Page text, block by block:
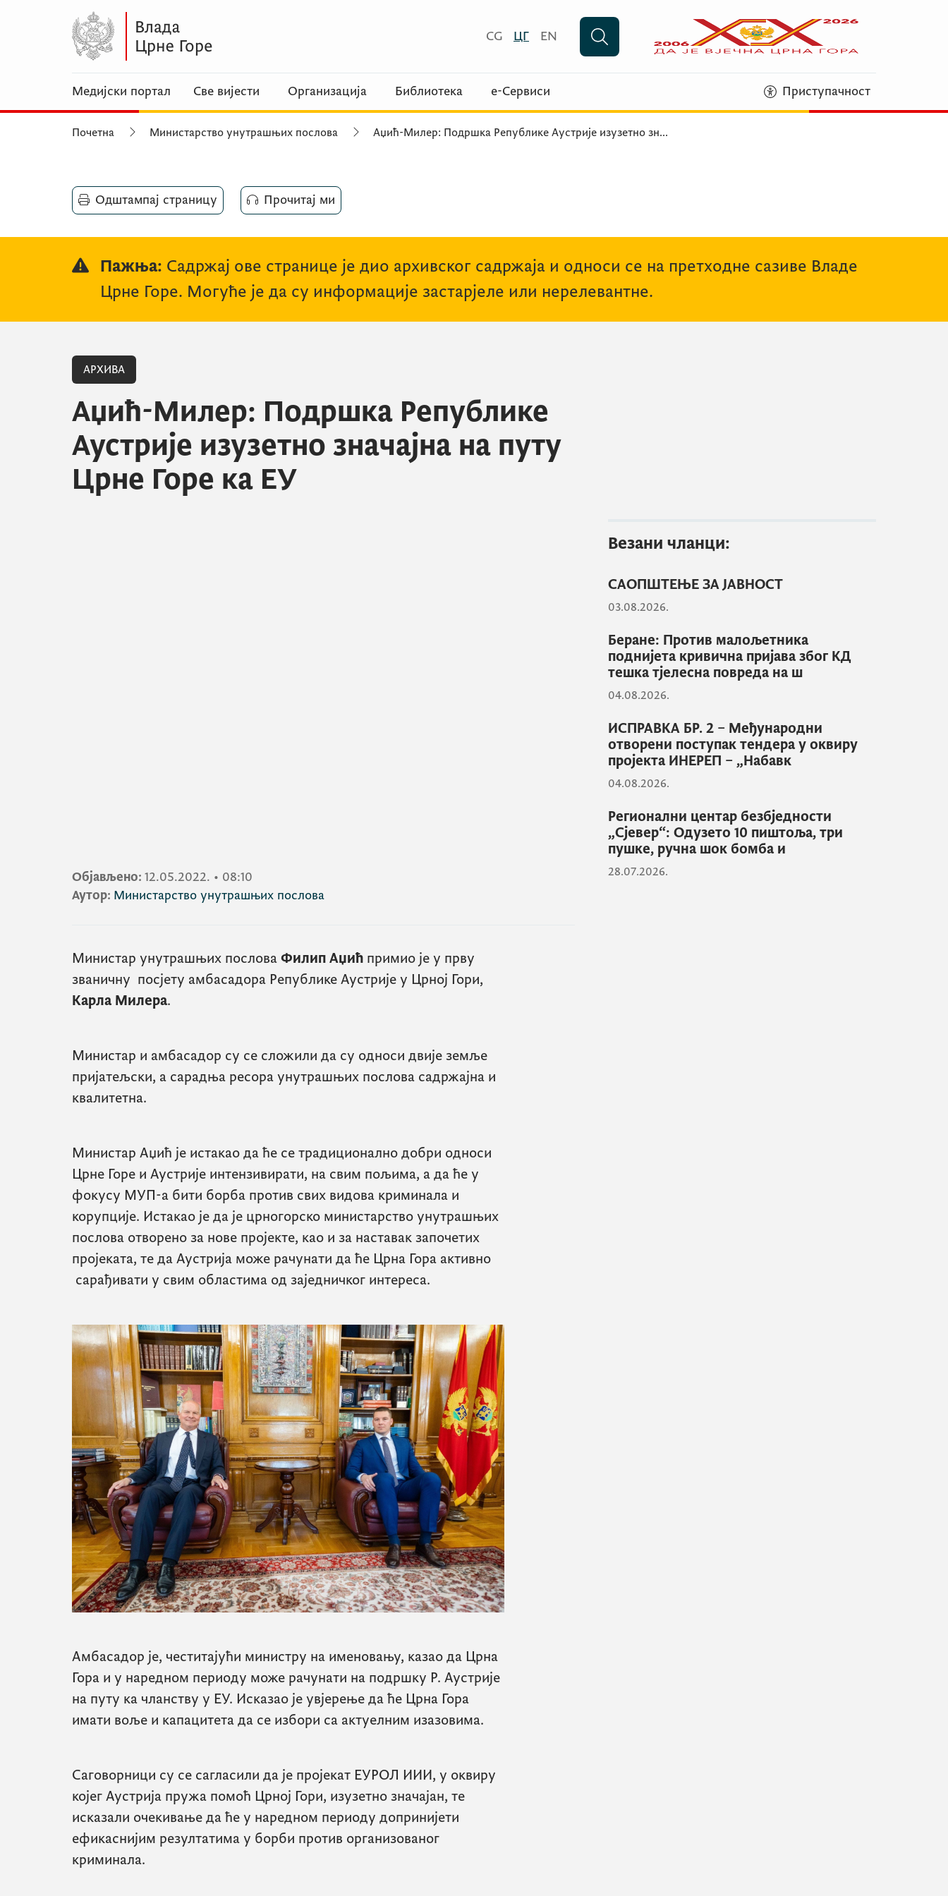
CG ЦГ EN
Медијски портал Све вијести Организација Библиотека е-Сервиси Приступачност
Почетна Министарство унутрашњих послова Аџић-Милер: Подршка Републике Аустрије изузетно зн...
Одштампај страницу Прочитај ми
Пажња: Садржај ове странице је дио архивског садржаја и односи се на претходне сазиве Владе
Црне Горе. Могуће је да су информације застарјеле или нерелевантне.
АРХИВА
Аџић-Милер: Подршка Републике
Аустрије изузетно значајна на путу
Црне Горе ка ЕУ
Објављено: 12.05.2022. • 08:10
Аутор: Министарство унутрашњих послова
Министар унутрашњих послова Филип Аџић примио је у прву
званичну посјету амбасадора Републике Аустрије у Црној Гори,
Карла Милера.
Министар и амбасадор су се сложили да су односи двије земље
пријатељски, а сарадња ресора унутрашњих послова садржајна и
квалитетна.
Министар Аџић је истакао да ће се традиционално добри односи
Црне Горе и Аустрије интензивирати, на свим пољима, а да ће у
фокусу МУП-а бити борба против свих видова криминала и
корупције. Истакао је да је црногорско министарство унутрашњих
послова отворено за нове пројекте, као и за наставак започетих
пројеката, те да Аустрија може рачунати да ће Црна Гора активно
сарађивати у свим областима од заједничког интереса.
Амбасадор је, честитајући министру на именовању, казао да Црна
Гора и у наредном периоду може рачунати на подршку Р. Аустрије
на путу ка чланству у ЕУ. Исказао је увјерење да ће Црна Гора
имати воље и капацитета да се избори са актуелним изазовима.
Саговорници су се сагласили да је пројекат ЕУРОЛ ИИИ, у оквиру
којег Аустрија пружа помоћ Црној Гори, изузетно значајан, те
исказали очекивање да ће у наредном периоду допринијети
ефикаснијим резултатима у борби против организованог
криминала.
Везани чланци:
САОПШТЕЊЕ ЗА ЈАВНОСТ
03.08.2026.
Беране: Против малољетника
поднијета кривична пријава због КД
тешка тјелесна повреда на ш
04.08.2026.
ИСПРАВКА БР. 2 – Међународни
отворени поступак тендера у оквиру
пројекта ИНЕРЕП – „Набавк
04.08.2026.
Регионални центар безбједности
„Сјевер“: Одузето 10 пиштоља, три
пушке, ручна шок бомба и
28.07.2026.